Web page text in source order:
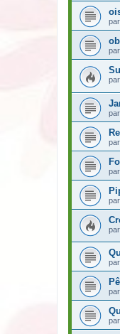
par
par
par
par
par
par
par
par
par
par
par